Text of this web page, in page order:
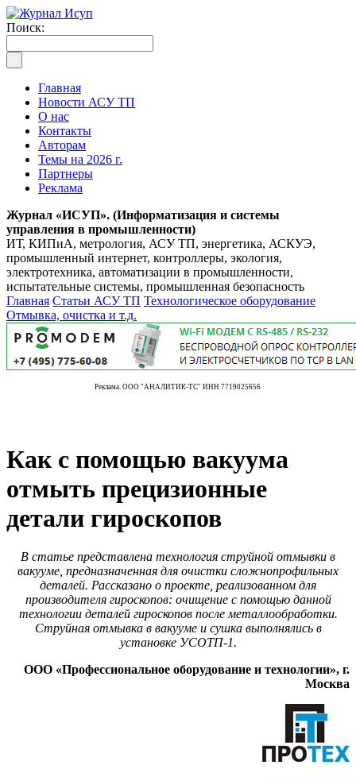
Поиск:
Главная
Новости АСУ ТП
О нас
Контакты
Авторам
Темы на 2026 г.
Партнеры
Реклама
Журнал «ИСУП». (Информатизация и системы
управления в промышленности)
ИТ, КИПиА, метрология, АСУ ТП, энергетика, АСКУЭ,
промышленный интернет, контроллеры, экология,
электротехника, автоматизации в промышленности,
испытательные системы, промышленная безопасность
Главная Статьи АСУ ТП Технологическое оборудование
Отмывка, очистка и т.д.
Реклама. ООО "АНАЛИТИК-ТС" ИНН 7719025656
Как с помощью вакуума
отмыть прецизионные
детали гироскопов
В статье представлена технология струйной отмывки в
вакууме, предназначенная для очистки сложнопрофильных
деталей. Рассказано о проекте, реализованном для
производителя гироскопов: очищение с помощью данной
технологии деталей гироскопов после металлообработки.
Струйная отмывка в вакууме и сушка выполнялись в
установке УСОТП-1.
ООО «Профессиональное оборудование и технологии», г.
Москва